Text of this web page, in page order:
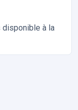
disponible à la